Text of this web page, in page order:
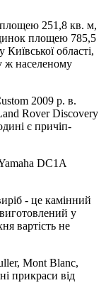
площею 251,8 кв. м,
площею 785,5
області,
ж населеному
2009 р. в.
Rover Discovery
є причіп-
DC1A
- це камінний
у
вартість не
Mont Blanc,
прикраси від